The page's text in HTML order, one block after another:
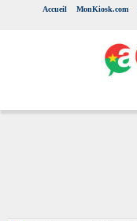
Accueil MonKiosk.com